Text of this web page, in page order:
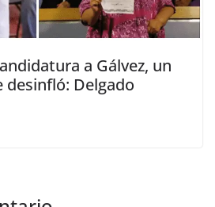
a Gálvez, un
desinfló: Delgado